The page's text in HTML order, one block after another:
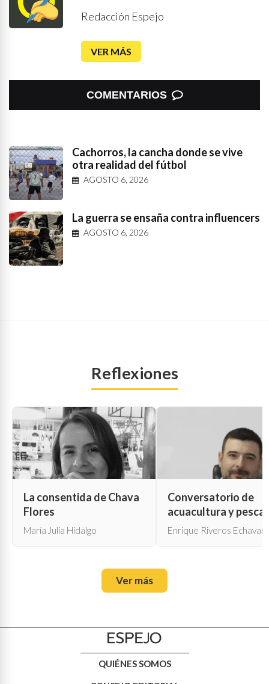
Redacción Espejo
VER MÁS
COMENTARIOS
Cachorros, la cancha donde se vive
otra realidad del fútbol
AGOSTO 6, 2026
La guerra se ensaña contra influencers
AGOSTO 6, 2026
Reflexiones
La consentida de Chava
Flores
María Julia Hidalgo
Conversatorio de
acuacultura y pesca
Enrique Riveros
Ver más
QUIÉNES SOMOS